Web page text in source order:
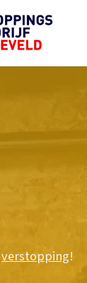
verstopping!